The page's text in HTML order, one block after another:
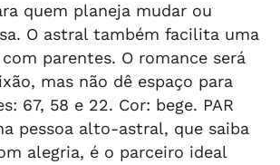
quem planeja mudar ou
O astral também facilita uma
parentes. O romance será
mas não dê espaço para
67, 58 e 22. Cor: bege. PAR
pessoa alto-astral, que saiba
alegria, é o parceiro ideal